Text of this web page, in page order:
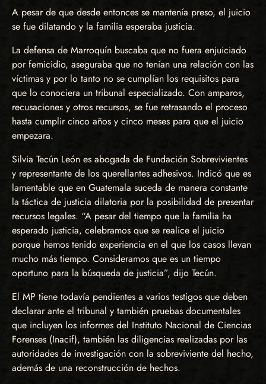
A pesar de que desde entonces se mantenía preso, el juicio
se fue dilatando y la familia esperaba justicia.
La defensa de Marroquín buscaba que no fuera enjuiciado
por femicidio, aseguraba que no tenían una relación con las
víctimas y por lo tanto no se cumplían los requisitos para
que lo conociera un tribunal especializado. Con amparos,
recusaciones y otros recursos, se fue retrasando el proceso
hasta cumplir cinco años y cinco meses para que el juicio
empezara.
Silvia Tecún León es abogada de Fundación Sobrevivientes
y representante de los querellantes adhesivos. Indicó que es
lamentable que en Guatemala suceda de manera constante
la táctica de justicia dilatoria por la posibilidad de presentar
recursos legales. “A pesar del tiempo que la familia ha
esperado justicia, celebramos que se realice el juicio
porque hemos tenido experiencia en el que los casos llevan
mucho más tiempo. Consideramos que es un tiempo
oportuno para la búsqueda de justicia”, dijo Tecún.
El MP tiene todavía pendientes a varios testigos que deben
declarar ante el tribunal y también pruebas documentales
que incluyen los informes del Instituto Nacional de Ciencias
Forenses (Inacif), también las diligencias realizadas por las
autoridades de investigación con la sobreviviente del hecho,
además de una reconstrucción de hechos.